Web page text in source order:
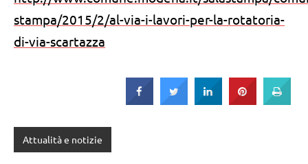
stampa/2015/2/al-via-i-lavori-per-la-rotatoria-
di-via-scartazza
Attualità e notizie